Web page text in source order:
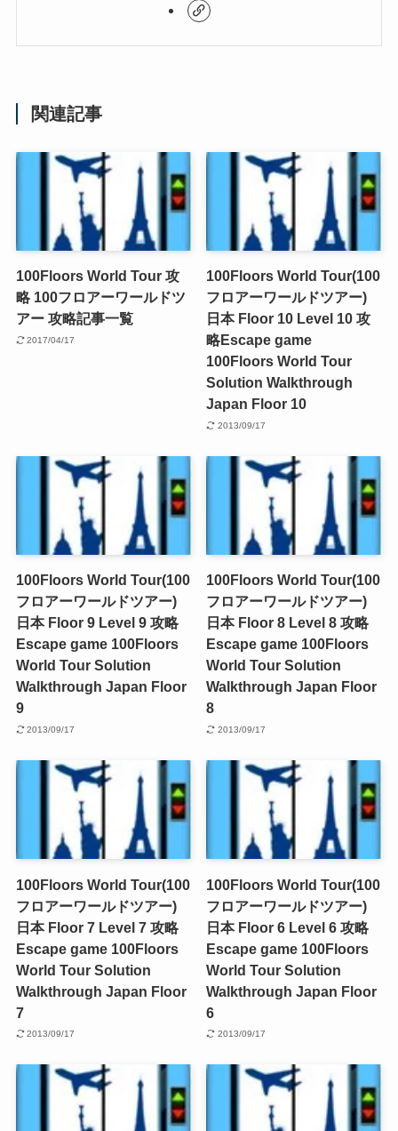
関連記事
100Floors World Tour 攻
略 100フロアーワールドツ
アー 攻略記事一覧
2017/04/17
100Floors World Tour(100
フロアーワールドツアー)
日本 Floor 10 Level 10 攻
略Escape game
100Floors World Tour
Solution Walkthrough
Japan Floor 10
2013/09/17
100Floors World Tour(100
フロアーワールドツアー)
日本 Floor 9 Level 9 攻略
Escape game 100Floors
World Tour Solution
Walkthrough Japan Floor
9
2013/09/17
100Floors World Tour(100
フロアーワールドツアー)
日本 Floor 8 Level 8 攻略
Escape game 100Floors
World Tour Solution
Walkthrough Japan Floor
8
2013/09/17
100Floors World Tour(100
フロアーワールドツアー)
日本 Floor 7 Level 7 攻略
Escape game 100Floors
World Tour Solution
Walkthrough Japan Floor
7
2013/09/17
100Floors World Tour(100
フロアーワールドツアー)
日本 Floor 6 Level 6 攻略
Escape game 100Floors
World Tour Solution
Walkthrough Japan Floor
6
2013/09/17